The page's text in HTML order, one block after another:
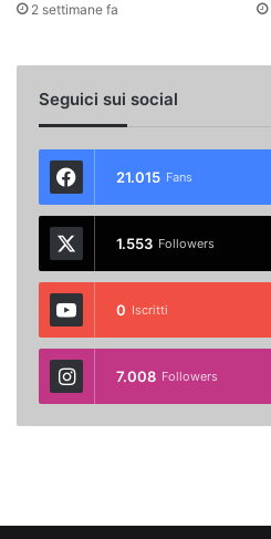
2 settimane fa
Seguici sui social
21.015 Fans
1.553 Followers
0 Iscritti
7.008 Followers